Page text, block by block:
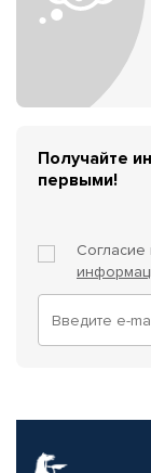
Получайте
первыми!
Согласие